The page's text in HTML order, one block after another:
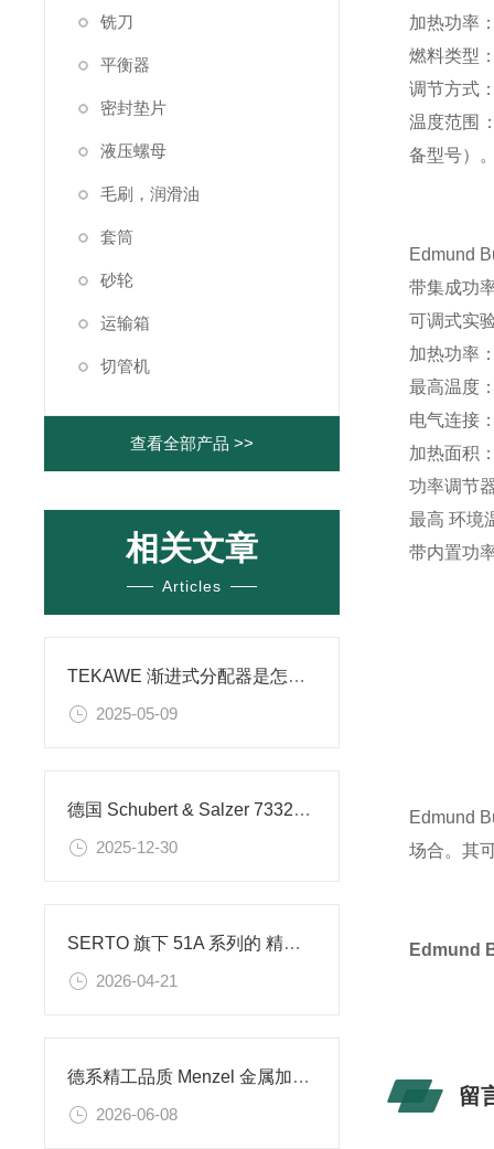
铣刀
平衡器
密封垫片
液压螺母
毛刷，润滑油
套筒
砂轮
运输箱
切管机
查看全部产品 >>
相关文章
Articles
TEKAWE 渐进式分配器是怎么样设计的
2025-05-09
德国 Schubert & Salzer 7332型电机法兰调节阀技术解析
2025-12-30
SERTO 旗下 51A 系列的 精密直通式针型调节阀简介
2026-04-21
德系精工品质 Menzel 金属加工润滑与喷涂解决方案
2026-06-08
加热功率
燃料类型
调节方式
温度范围
备型号）
Edmund
带集成功
可调式实
加热功率
最高温度
电气连接
加热面积
功率调节
最高 环境
带内置功
Edmund
场合。其
Edmund
留